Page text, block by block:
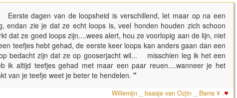
dagen van de loopsheid is verschillend, let maar op na een
endan zie je dat ze echt loops is, veel honden houden zich schoon
dat ze goed loops zijn....wees alert, hou ze voorlopig aan de lijn, niet
teefjes hebt gehad, de eerste keer loops kan anders gaan dan een
bedacht zijn dat ze op gooserjacht wil... misschien leg ik het een
ik altijd teefjes gehad met maar een paar reuen....wanneer je het
van je teefje weet je beter te hendelen. "
Willemijn _ baasje van Ozjin _ Bams ¥ .